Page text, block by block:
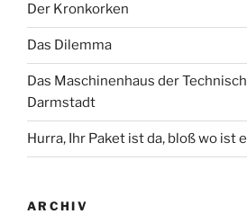
Der Kronkorken
Das Dilemma
Das Maschinenhaus der
Darmstadt
Hurra, Ihr Paket ist da, bloß wo ist
ARCHIV